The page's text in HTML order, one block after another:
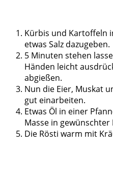
Kürbis und Kartoffeln
etwas Salz dazugeben.
5 Minuten stehen
Händen leicht
abgießen.
Nun die Eier, Muskat
gut einarbeiten.
Etwas Öl in einer
Masse in
Die Rösti warm mit